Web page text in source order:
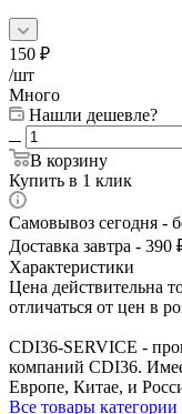
150 ₽
/шт
Много
Нашли дешевле?
В корзину
Купить в 1 клик
Самовывоз сегодня -
Доставка завтра - 390
Характеристики
Цена действительна
отличаться от цен в
CDI36-SERVICE -
компаний CDI36.
Европе, Китае, и
Все товары категории